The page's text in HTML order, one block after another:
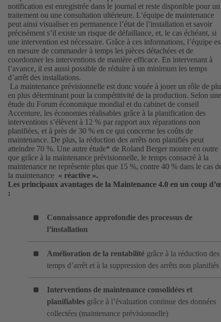
notification est enregistrée dans le journal et reste disponible pour un
traitement ou une consultation ultérieure. L’équipe de maintenance
peut ainsi visualiser en permanence l’état de l’installation et savoir
précisément s’il existe un risque de défaillance, et, le cas échéant, si
une intervention est nécessaire. Grâce à ces informations, l’équipe
en mesure de commander à temps les pièces détachées et de
coordonner les interventions de manière efficace. En intervenant à
l’avance, il est aussi possible de réduire à un minimum les temps
d’arrêt des installations.
La maintenance prévisionnelle est donc vouée à jouer un rôle de
en plus déterminant pour la compétitivité de la production. Selon une
étude du Forum économique mondial et du cabinet de conseil
Accenture, les économies réalisables grâce à la planification des
interventions s’élèvent à 12 % par rapport aux réparations non
planifiées, et à près de 30 % en ce qui concerne les coûts de
maintenance. De plus, la réduction des arrêts non planifiés peut
atteindre 70 %. Une autre étude* de Roland Berger montre en outre
que grâce à la maintenance prévisionnelle, le temps consacré à la
maintenance ne représente plus que 15 %, contre 40 % dans le cas
la maintenance « réactive ».
Les principaux avantages de la Maintenance 4.0 en un coup
:
Connaissance approfondie des processus de
l’installation
Amélioration de la rentabilité grâce à la réduction des
temps d’arrêt et à la suppression des arrêts non planifiés
Interventions de maintenance consolidées et
planifiables grâce à l’évaluation continue des données
collectées (maintenance prévisionnelle)